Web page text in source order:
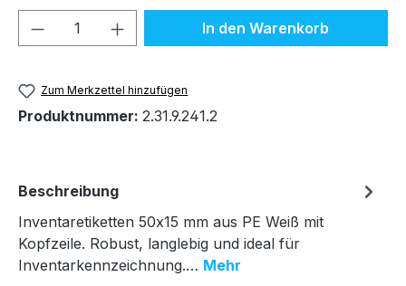
Produkt Anzahl: Gib denIn den Warenkorb
Zum Merkzettel hinzufügen
Produktnummer: 2.31.9.241.2
Beschreibung
Inventaretiketten 50x15 mm aus PE Weiß mit
Kopfzeile. Robust, langlebig und ideal für
Inventarkennzeichnung.… Mehr